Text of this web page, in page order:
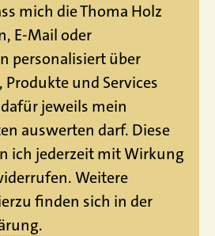
mich die Thoma Holz
E-Mail oder
personalisiert über
und Services
jeweils mein
auswerten darf. Diese
ich jederzeit mit Wirkung
Weitere
finden sich in der
.